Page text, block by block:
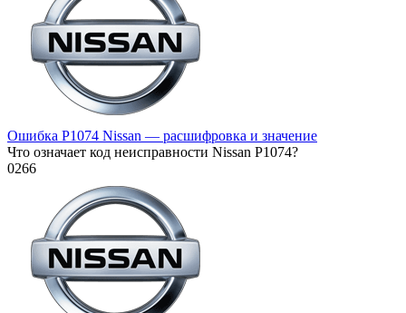
Ошибка P1074 Nissan — расшифровка и значение
Что означает код неисправности Nissan P1074?
0266